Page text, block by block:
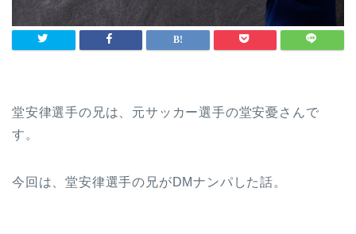
堂安律選手の兄は、元サッカー選手の堂安憂さんで
す。
今回は、堂安律選手の兄がDMナンパした話。